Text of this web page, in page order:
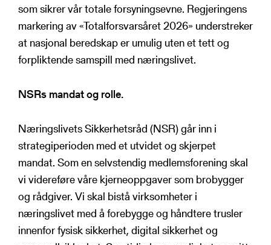
som sikrer vår totale forsyningsevne. Regjeringens
markering av «Totalforsvarsåret 2026» understreker
at nasjonal beredskap er umulig uten et tett og
forpliktende samspill med næringslivet.
NSRs mandat og rolle.
Næringslivets Sikkerhetsråd (NSR) går inn i
strategiperioden med et utvidet og skjerpet
mandat. Som en selvstendig medlemsforening skal
vi videreføre våre kjerneoppgaver som brobygger
og rådgiver. Vi skal bistå virksomheter i
næringslivet med å forebygge og håndtere trusler
innenfor fysisk sikkerhet, digital sikkerhet og